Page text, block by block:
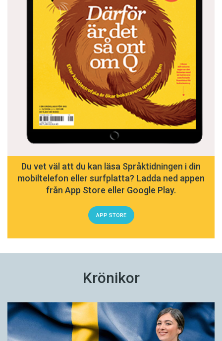
Du vet väl att du kan läsa Språktidningen i din
mobiltelefon eller surfplatta? Ladda ned appen
från App Store eller Google Play.
APP STORE
Krönikor